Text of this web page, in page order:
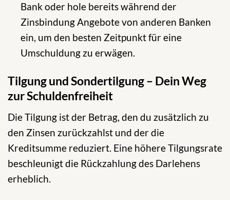
Bank oder hole bereits während der
Zinsbindung Angebote von anderen Banken
ein, um den besten Zeitpunkt für eine
Umschuldung zu erwägen.
Tilgung und Sondertilgung – Dein Weg
zur Schuldenfreiheit
Die Tilgung ist der Betrag, den du zusätzlich zu
den Zinsen zurückzahlst und der die
Kreditsumme reduziert. Eine höhere Tilgungsrate
beschleunigt die Rückzahlung des Darlehens
erheblich.